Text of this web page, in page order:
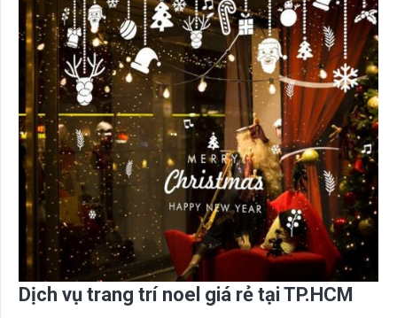
Dịch vụ trang trí noel giá rẻ tại TP.HCM